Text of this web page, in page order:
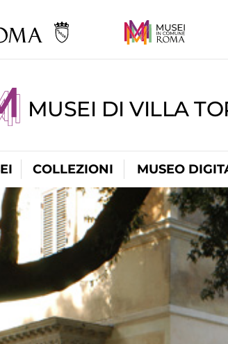
MUSEI DI VILLA
COLLEZIONI MUSEO